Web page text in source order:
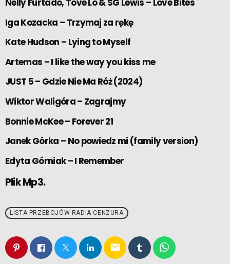
Nelly Furtado, Tove Lo & SG Lewis – Love Bites
Iga Kozacka – Trzymaj za rękę
Kate Hudson – Lying to Myself
Artemas – I like the way you kiss me
JUST 5 – Gdzie Nie Ma Róż (2024)
Wiktor Waligóra – Zagrajmy
Bonnie McKee – Forever 21
Janek Górka – No powiedz mi (family version)
Edyta Górniak – I Remember
Plik Mp3.
LISTA PRZEBOJÓW RADIA CENZURA
email